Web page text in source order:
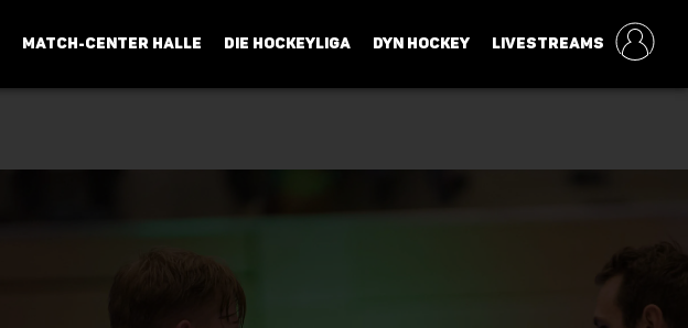
MATCH-CENTER HALLE DIE HOCKEYLIGA DYN HOCKEY LIVESTREAMS